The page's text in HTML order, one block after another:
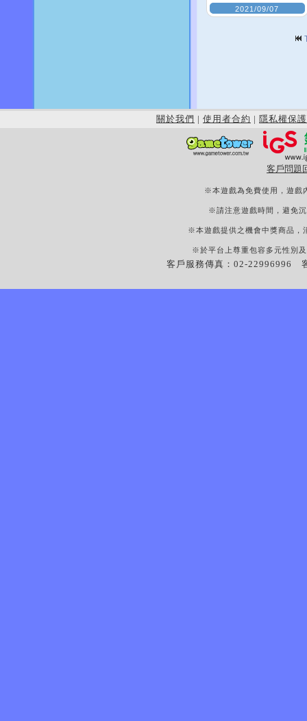
2021/09/07
關於我們 | 使用者合約 | 隱私權保護
客戶問題
※本遊戲為免費使用，遊戲
※請注意遊戲時間，避免
※本遊戲提供之機會中獎商品，
※於平台上尊重包容多元性別
客戶服務傳真：02-22996996